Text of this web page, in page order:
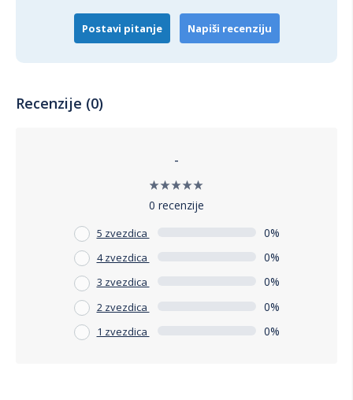
Postavi pitanje Napiši recenziju
Recenzije (0)
-
0 recenzije
5 zvezdica 0%
4 zvezdica 0%
3 zvezdica 0%
2 zvezdica 0%
1 zvezdica 0%